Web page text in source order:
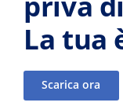
La tua
Scarica ora